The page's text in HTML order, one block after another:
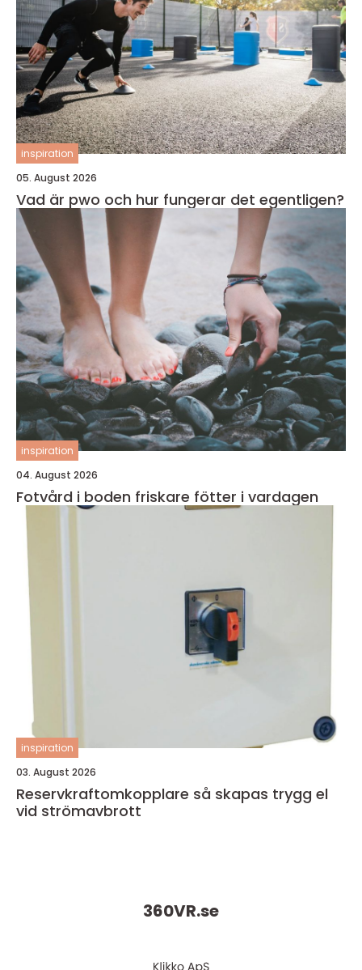
inspiration
05. August 2026
Vad är pwo och hur fungerar det egentligen?
inspiration
04. August 2026
Fotvård i boden friskare fötter i vardagen
inspiration
03. August 2026
Reservkraftomkopplare så skapas trygg el
vid strömavbrott
360VR.se